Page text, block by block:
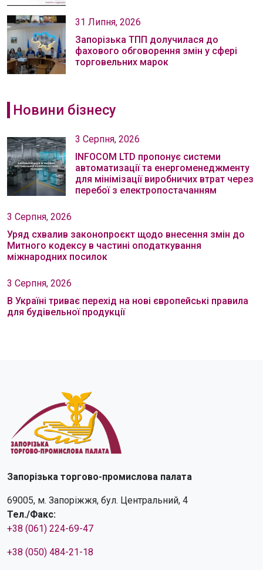
31 Липня, 2026
Запорізька ТПП долучилася до
фахового обговорення змін у сфері
торговельних марок
Новини бізнесу
3 Серпня, 2026
INFOCOM LTD пропонує системи
автоматизації та енергоменеджменту
для мінімізації виробничих втрат через
перебої з електропостачанням
3 Серпня, 2026
Уряд схвалив законопроєкт щодо внесення змін до
Митного кодексу в частині оподаткування
міжнародних посилок
3 Серпня, 2026
В Україні триває перехід на нові європейські правила
для будівельної продукції
Запорізька торгово-промислова палата
69005, м. Запоріжжя, бул. Центральний, 4
Тел./Факс:
+38 (061) 224-69-47
+38 (050) 484-21-18